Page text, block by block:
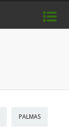
PALMAS